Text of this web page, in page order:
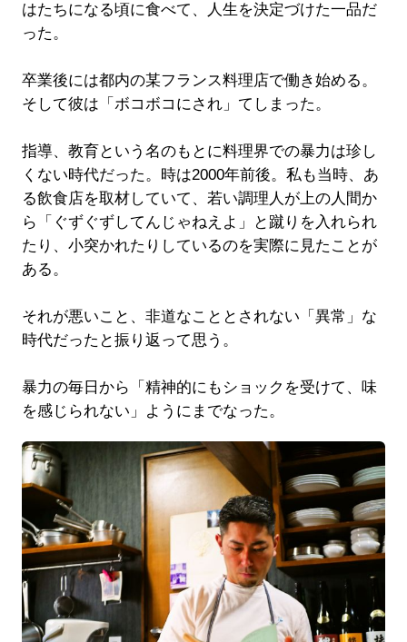
はたちになる頃に食べて、人生を決定づけた一品だ
った。
卒業後には都内の某フランス料理店で働き始める。
そして彼は「ボコボコにされ」てしまった。
指導、教育という名のもとに料理界での暴力は珍し
くない時代だった。時は2000年前後。私も当時、あ
る飲食店を取材していて、若い調理人が上の人間か
ら「ぐずぐずしてんじゃねえよ」と蹴りを入れられ
たり、小突かれたりしているのを実際に見たことが
ある。
それが悪いこと、非道なこととされない「異常」な
時代だったと振り返って思う。
暴力の毎日から「精神的にもショックを受けて、味
を感じられない」ようにまでなった。